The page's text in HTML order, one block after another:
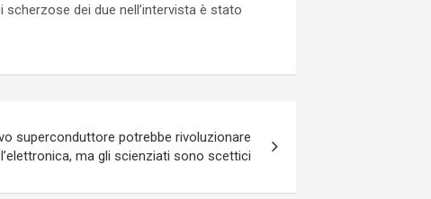
dei due nell’intervista è stato
superconduttore potrebbe rivoluzionare
l’elettronica, ma gli scienziati sono scettici